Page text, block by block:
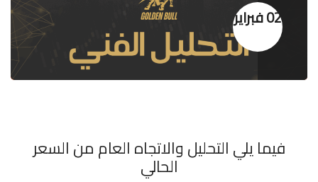
02 فبراير
فيما يلي التحليل والاتجاه العام من السعر
الحالي